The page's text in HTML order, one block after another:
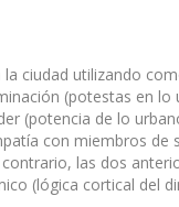
ciudad utilizando
(potestas en
(potencia de lo
con miembros
las dos
(lógica cortical del